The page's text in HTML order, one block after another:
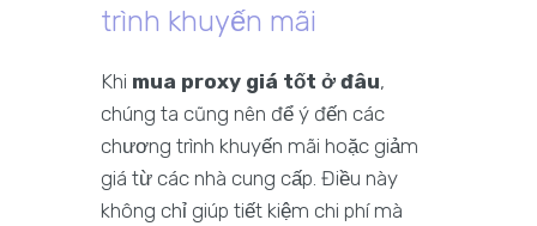
trình khuyến mãi
Khi mua proxy giá tốt ở đâu,
chúng ta cũng nên để ý đến các
chương trình khuyến mãi hoặc giảm
giá từ các nhà cung cấp. Điều này
không chỉ giúp tiết kiệm chi phí mà